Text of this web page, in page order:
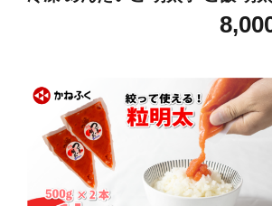
めんたい menntaiko mentaiko
ンタイ パスタ スパゲッティー お
菜 贈答 贈り物 プレゼント お祝
家庭用 簡単便利 本場 福岡県 川崎